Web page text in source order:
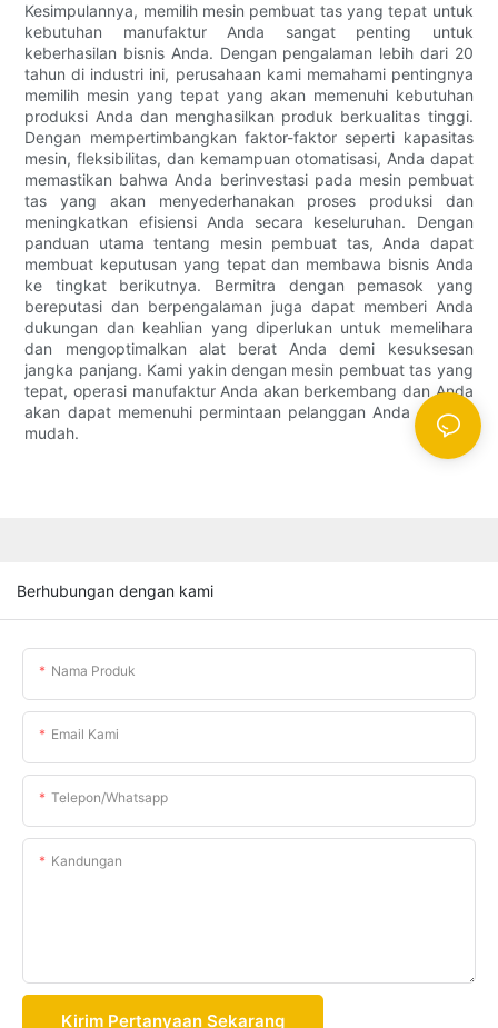
Kesimpulannya, memilih mesin pembuat tas yang tepat untuk
kebutuhan manufaktur Anda sangat penting untuk
keberhasilan bisnis Anda. Dengan pengalaman lebih dari 20
tahun di industri ini, perusahaan kami memahami pentingnya
memilih mesin yang tepat yang akan memenuhi kebutuhan
produksi Anda dan menghasilkan produk berkualitas tinggi.
Dengan mempertimbangkan faktor-faktor seperti kapasitas
mesin, fleksibilitas, dan kemampuan otomatisasi, Anda dapat
memastikan bahwa Anda berinvestasi pada mesin pembuat
tas yang akan menyederhanakan proses produksi dan
meningkatkan efisiensi Anda secara keseluruhan. Dengan
panduan utama tentang mesin pembuat tas, Anda dapat
membuat keputusan yang tepat dan membawa bisnis Anda
ke tingkat berikutnya. Bermitra dengan pemasok yang
bereputasi dan berpengalaman juga dapat memberi Anda
dukungan dan keahlian yang diperlukan untuk memelihara
dan mengoptimalkan alat berat Anda demi kesuksesan
jangka panjang. Kami yakin dengan mesin pembuat tas yang
tepat, operasi manufaktur Anda akan berkembang dan Anda
akan dapat memenuhi permintaan pelanggan Anda dengan
mudah.
Berhubungan dengan kami
Nama Produk
Email Kami
Telepon/whatsapp
Kandungan
Kirim Pertanyaan Sekarang